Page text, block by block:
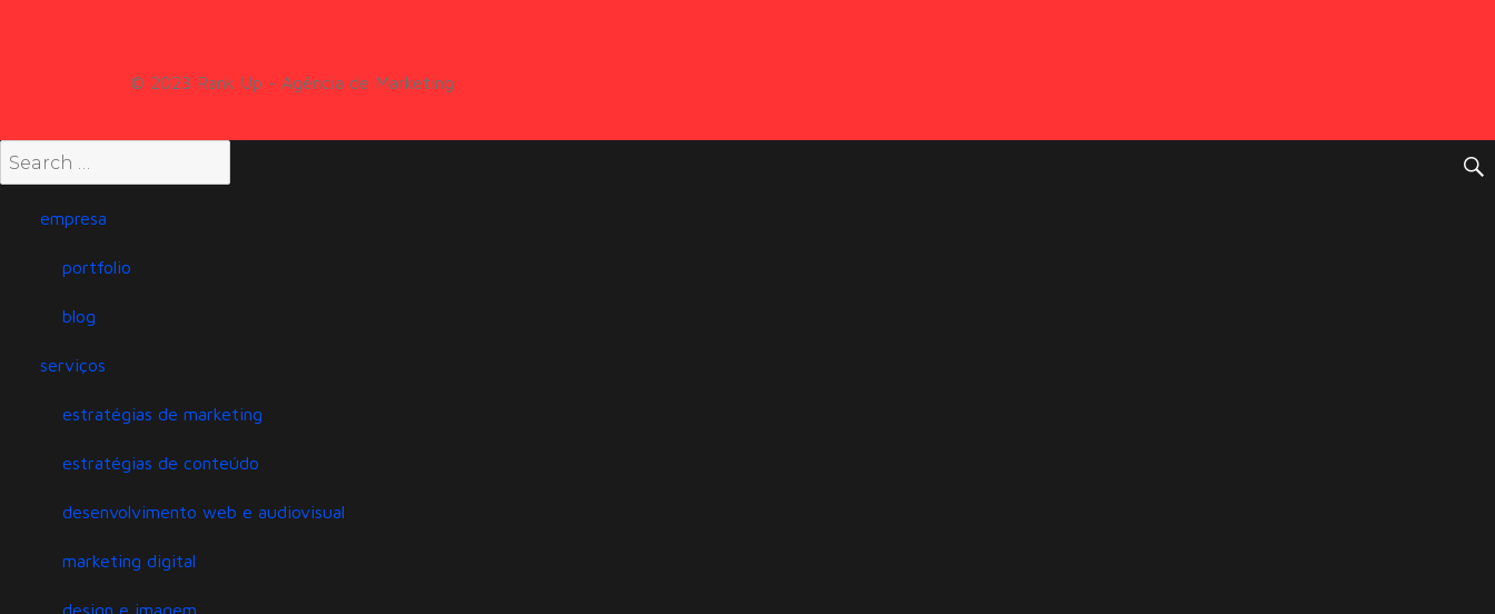
© 2023 Rank Up - Agência de Marketing
empresa
portfolio
blog
serviços
estratégias de marketing
estratégias de conteúdo
desenvolvimento web e audiovisual
marketing digital